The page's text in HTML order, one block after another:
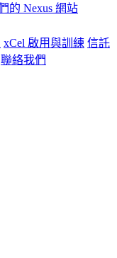
的 Nexus 網站
xCel 啟用與訓練 信託
聯絡我們